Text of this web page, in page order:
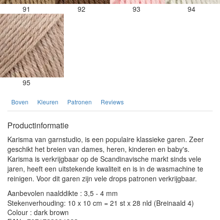
91 92 93 94
95
Boven Kleuren Patronen Reviews
Productinformatie
Karisma van garnstudio, is een populaire klassieke garen. Zeer
geschikt het breien van dames, heren, kinderen en baby's.
Karisma is verkrijgbaar op de Scandinavische markt sinds vele
jaren, heeft een uitstekende kwaliteit en is in de wasmachine te
reinigen. Voor dit garen zijn vele drops patronen verkrijgbaar.
Aanbevolen naalddikte : 3,5 - 4 mm
Stekenverhouding: 10 x 10 cm = 21 st x 28 nld (Breinaald 4)
Colour : dark brown